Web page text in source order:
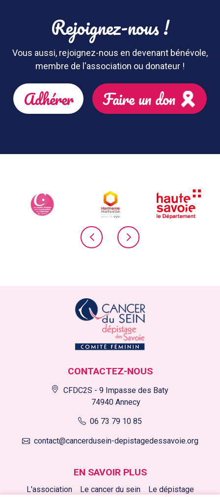
Rejoignez-nous !
Vous aussi, rejoignez-nous en devenant bénévole,
membre de l'association ou donateur !
Adhérer Faire un don
CONTACTEZ-NOUS
CFDC2S - 9 Impasse des Baty
74940 Annecy
06 73 79 10 85
contact@cancerdusein-depistagedessavoie.org
EN SAVOIR PLUS
L'association Le cancer du sein Le dépistage